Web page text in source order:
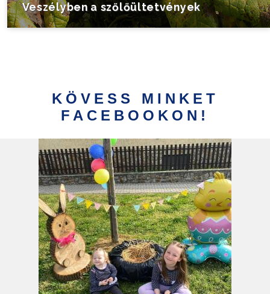
Veszélyben a szőlőültetvények
KÖVESS MINKET
FACEBOOKON!